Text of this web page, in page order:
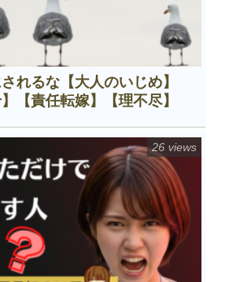
れるな【大人のいじめ】
【責任転嫁】【理不尽】
26 views